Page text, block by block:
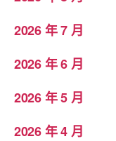
2026 年 7 月
2026 年 6 月
2026 年 5 月
2026 年 4 月